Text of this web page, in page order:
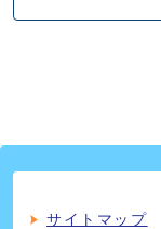
サイトマップ